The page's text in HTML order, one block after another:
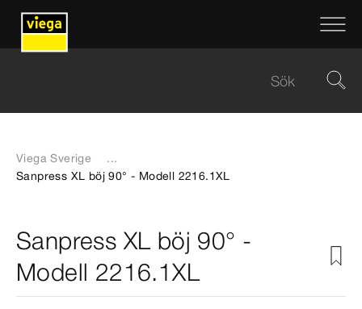
Viega Sverige
...
Sanpress XL böj 90° - Modell 2216.1XL
Sanpress XL böj 90° -
Modell 2216.1XL